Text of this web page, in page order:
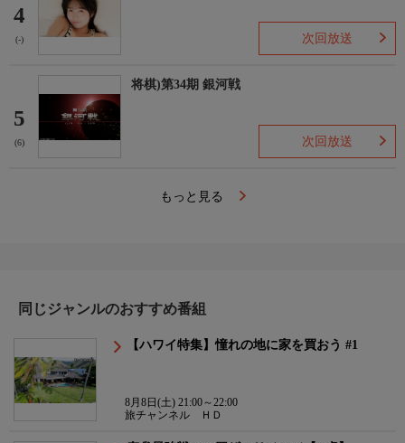
4
(-) 次回放送
5
(6)
将棋)第34期 銀河戦
次回放送
もっと見る
同じジャンルのおすすめ番組
【ハワイ特集】憧れの地に家を買おう #1
8月8日(土) 21:00～22:00
旅チャンネル ＨＤ